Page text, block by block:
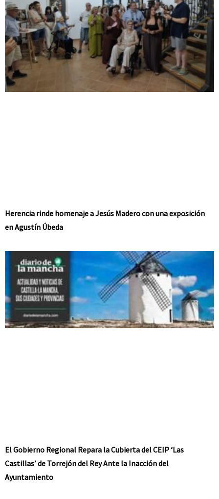
Herencia rinde homenaje a Jesús Madero con una exposición
en Agustín Úbeda
El Gobierno Regional Repara la Cubierta del CEIP ‘Las
Castillas’ de Torrejón del Rey Ante la Inacción del
Ayuntamiento